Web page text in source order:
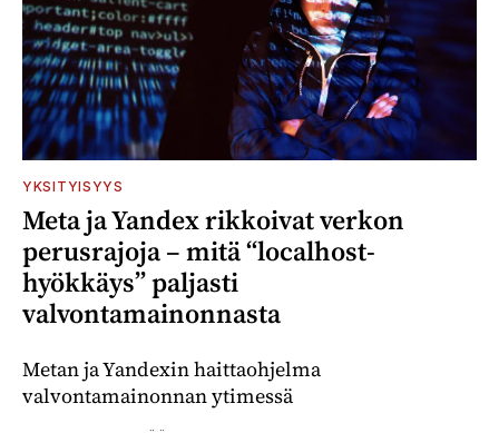
YKSITYISYYS
Meta ja Yandex rikkoivat verkon
perusrajoja – mitä “localhost-
hyökkäys” paljasti
valvontamainonnasta
Metan ja Yandexin haittaohjelma
valvontamainonnan ytimessä